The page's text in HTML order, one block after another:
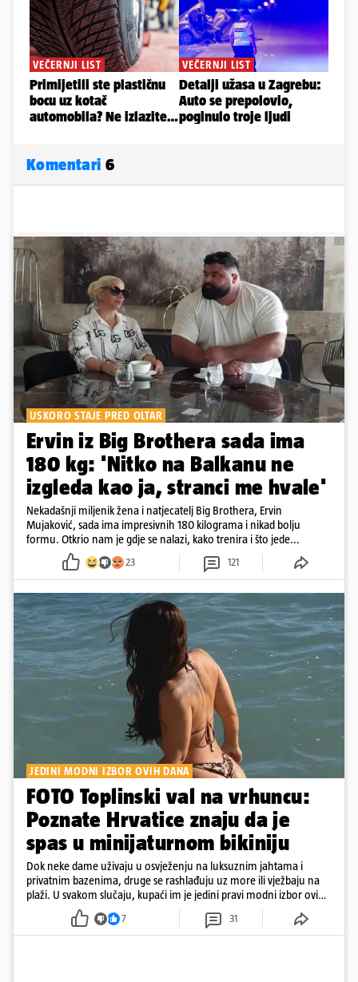
Komentari 6
USKORO STAJE PRED OLTAR
Ervin iz Big Brothera sada ima
180 kg: 'Nitko na Balkanu ne
izgleda kao ja, stranci me hvale'
Nekadašnji miljenik žena i natjecatelj Big Brothera, Ervin
Mujaković, sada ima impresivnih 180 kilograma i nikad bolju
formu. Otkrio nam je gdje se nalazi, kako trenira i što jede...
23 121
JEDINI MODNI IZBOR OVIH DANA
FOTO Toplinski val na vrhuncu:
Poznate Hrvatice znaju da je
spas u minijaturnom bikiniju
Dok neke dame uživaju u osvježenju na luksuznim jahtama i
privatnim bazenima, druge se rashlađuju uz more ili vježbaju na
plaži. U svakom slučaju, kupaći im je jedini pravi modni izbor ovih
7 31